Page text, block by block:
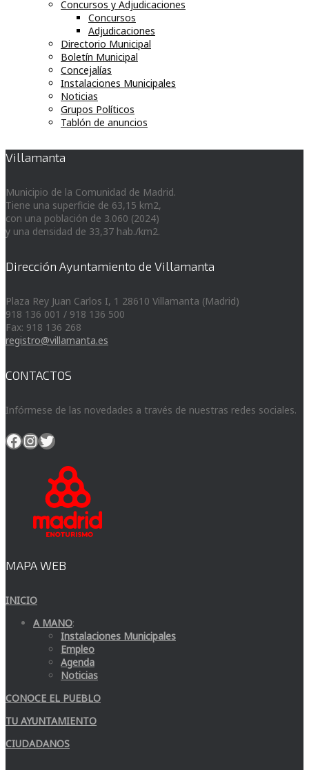
Concursos y Adjudicaciones
Concursos
Adjudicaciones
Directorio Municipal
Boletín Municipal
Concejalías
Instalaciones Municipales
Noticias
Grupos Políticos
Tablón de anuncios
Villamanta
Municipio de la Comunidad de Madrid.
Tiene una superficie de 63,15 km2,
con una población de 3.060 (2024)
y una densidad de 33,37 hab./km2.
Dirección Ayuntamiento de Villamanta
Plaza Rey Juan Carlos I, 1 28610 Villamanta (Madrid)
918 136 001 / 918 136 500
Fax: 918 136 268
registro@villamanta.es
CONTACTOS
Infórmese de las novedades a través de nuestras redes sociales.
Facebook
Instagram
Twitter
MAPA WEB
INICIO
A MANO:
Instalaciones Municipales
Empleo
Agenda
Noticias
CONOCE EL PUEBLO
TU AYUNTAMIENTO
CIUDADANOS